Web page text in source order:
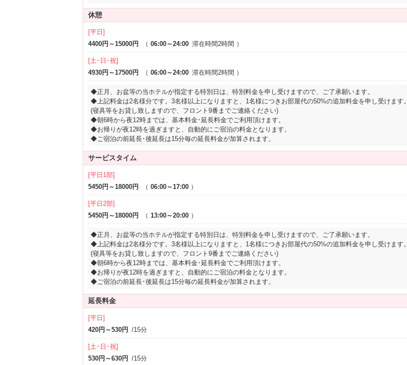
休憩
[平日]
4400円～15000円
（ 06:00～24:00 滞在時間2時間 ）
[土･日･祝]
4930円～17500円
（ 06:00～24:00 滞在時間2時間 ）
◆正月、お盆等の当ホテルが指定する特別日は、特別料金を申し受けますので、ご了承願います。
◆上記料金は2名様分です。3名様以上になりますと、1名様につきお部屋代の50%の追加料金を申し受けます。
(寝具等をお貸し致しますので、フロント9番までご連絡ください)
◆朝6時から夜12時までは、基本料金･延長料金でご利用頂けます。
◆お帰りが夜12時を過ぎますと、自動的にご宿泊の料金となります。
◆ご宿泊の前延長･後延長は15分毎の延長料金が加算されます。
サービスタイム
[平日1部]
5450円～18000円
（ 06:00～17:00 ）
[平日2部]
5450円～18000円
（ 13:00～20:00 ）
◆正月、お盆等の当ホテルが指定する特別日は、特別料金を申し受けますので、ご了承願います。
◆上記料金は2名様分です。3名様以上になりますと、1名様につきお部屋代の50%の追加料金を申し受けます。
(寝具等をお貸し致しますので、フロント9番までご連絡ください)
◆朝6時から夜12時までは、基本料金･延長料金でご利用頂けます。
◆お帰りが夜12時を過ぎますと、自動的にご宿泊の料金となります。
◆ご宿泊の前延長･後延長は15分毎の延長料金が加算されます。
延長料金
[平日]
420円～530円 /15分
[土･日･祝]
530円～630円 /15分